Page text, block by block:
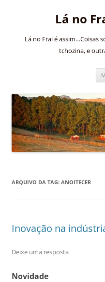
Lá no
Lá no Frai é assim…Coisas
tchozina, e
ARQUIVO DA TAG: ANOITECER
Inovação na
Deixe uma resposta
Novidade